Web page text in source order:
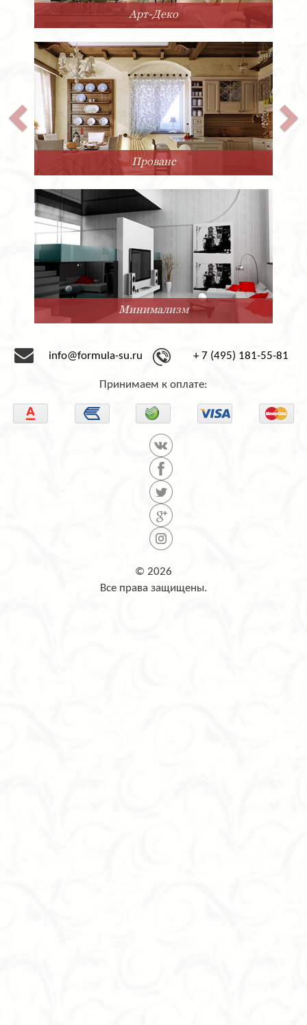
Арт-Деко
Прованс
Минимализм
info@formula-su.ru + 7 (495) 181-55-81
Принимаем к оплате:
© 2026
Все права защищены.